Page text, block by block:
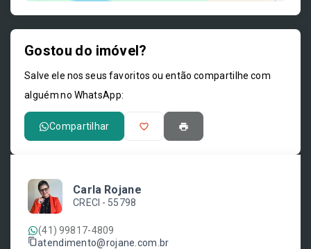
Gostou do imóvel?
Salve ele nos seus favoritos ou então compartilhe com
alguém no WhatsApp:
Compartilhar
Carla Rojane
CRECI - 55798
(41) 99817-4809
atendimento@rojane.com.br